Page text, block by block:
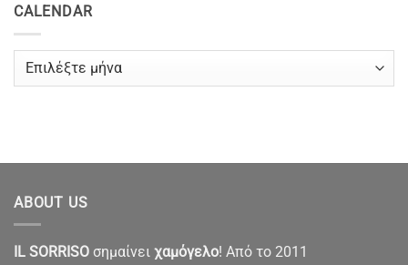
CALENDAR
CALENDAR
ABOUT US
IL SORRISO σημαίνει χαμόγελο! Από το 2011